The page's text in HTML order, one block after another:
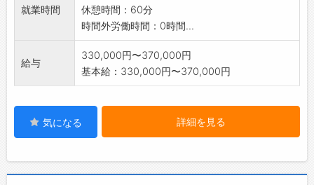
就業時間
休憩時間：60分
時間外労働時間：0時間...
給与
330,000円〜370,000円
基本給：330,000円〜370,000円
気になる 詳細を見る